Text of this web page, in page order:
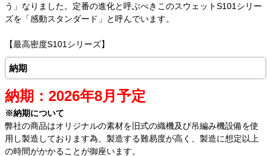
う」なりました。定番の進化と呼ぶべきこのスウェットS101シリー
ズを「感動スタンダード」と呼んでいます。
【最高密度S101シリーズ】
納期
納期：2026年8月予定
※納期について
弊社の商品はオリジナルの素材を旧式の織機及び吊編み機設備を使
用し製造しております為、製造する難易度が高く、製造に想定以上
の時間がかかることが御座います。